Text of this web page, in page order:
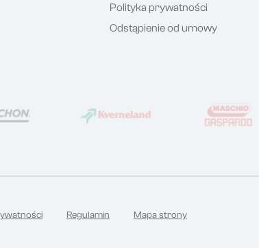
Polityka prywatności
Odstąpienie od umowy
Regulamin Mapa strony